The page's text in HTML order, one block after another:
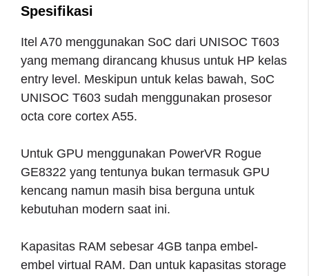
Spesifikasi
Itel A70 menggunakan SoC dari UNISOC T603
yang memang dirancang khusus untuk HP kelas
entry level. Meskipun untuk kelas bawah, SoC
UNISOC T603 sudah menggunakan prosesor
octa core cortex A55.
Untuk GPU menggunakan PowerVR Rogue
GE8322 yang tentunya bukan termasuk GPU
kencang namun masih bisa berguna untuk
kebutuhan modern saat ini.
Kapasitas RAM sebesar 4GB tanpa embel-
embel virtual RAM. Dan untuk kapasitas storage